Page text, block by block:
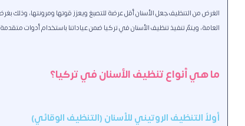
الغرض من التنظيف جعل الأسنان أقل عرضة للتصبغ ويعزز قوتها ومرونتها، وذلك
العامة، ويتمّ تنفيذ تنظيف الأسنان في تركيا ضمن عياداتنا باستخدام أدوات
ما هي أنواع تنظيف الأسنان في تركيا؟
أولاً التنظيف الروتيني للأسنان (التنظيف الوقائي)